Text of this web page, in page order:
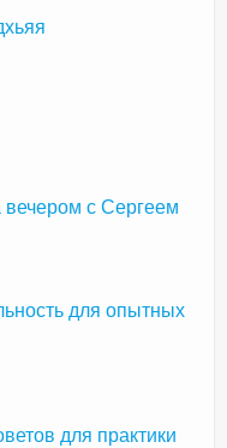
вечером с Сергеем
для опытных
для практики